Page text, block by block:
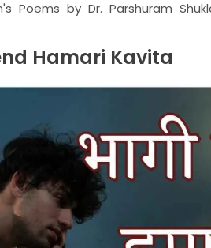
Poems by Dr. Parshuram
Hamari Kavita